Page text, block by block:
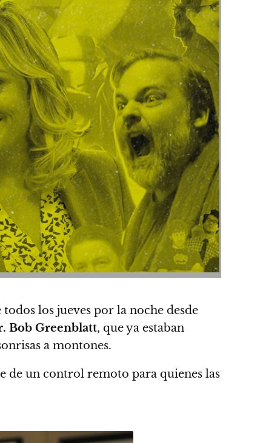
los jueves por la noche desde
Bob Greenblatt, que ya estaban
a montones.
de un control remoto para quienes las